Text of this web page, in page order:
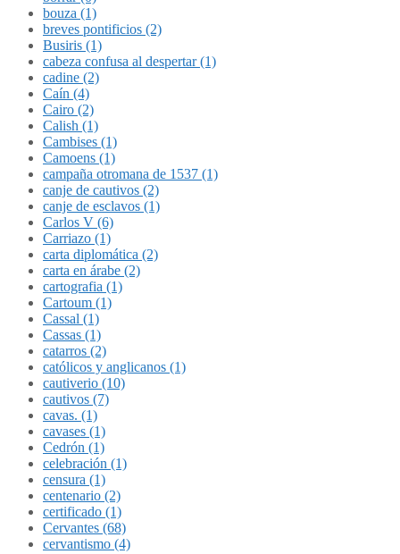
bouza (1)
breves pontificios (2)
Busiris (1)
cabeza confusa al despertar (1)
cadine (2)
Caín (4)
Cairo (2)
Calish (1)
Cambises (1)
Camoens (1)
campaña otromana de 1537 (1)
canje de cautivos (2)
canje de esclavos (1)
Carlos V (6)
Carriazo (1)
carta diplomática (2)
carta en árabe (2)
cartografia (1)
Cartoum (1)
Cassal (1)
Cassas (1)
catarros (2)
católicos y anglicanos (1)
cautiverio (10)
cautivos (7)
cavas. (1)
cavases (1)
Cedrón (1)
celebración (1)
censura (1)
centenario (2)
certificado (1)
Cervantes (68)
cervantismo (4)